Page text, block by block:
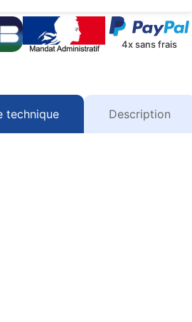
4x sans frais
technique Description